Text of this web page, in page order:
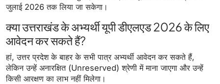
जुलाई 2026 तक लिया जा सकेगा।
क्या उत्तराखंड के अभ्यर्थी यूपी डीएलएड 2026 के लिए
आवेदन कर सकते हैं?
हां, उत्तर प्रदेश के बाहर के सभी पात्र अभ्यर्थी आवेदन कर सकते हैं,
लेकिन उन्हें अनारक्षित (Unreserved) श्रेणी में माना जाएगा और उन्हें
किसी आरक्षण का लाभ नहीं मिलेगा।